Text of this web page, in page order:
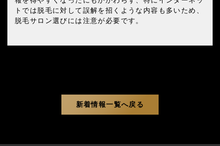
トでは脱毛に対して誤解を招くような内容も多いため、
脱毛サロン選びには注意が必要です。
新着情報一覧へ戻る